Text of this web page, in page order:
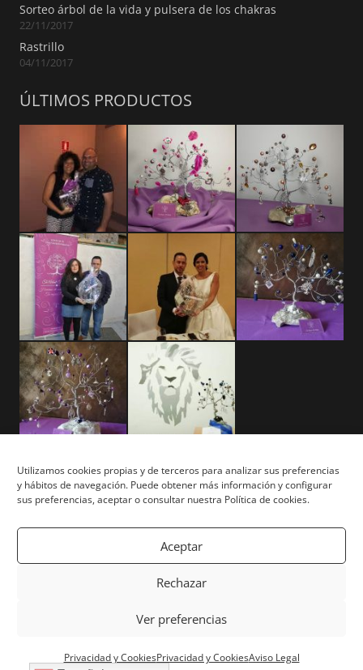
Utilizamos cookies propias y de terceros para analizar sus preferencias
y hábitos de navegación. Puede obtener más información y configurar
sus preferencias, aceptar o consultar nuestra Política de cookies.
Aceptar
Rechazar
Ver preferencias
Privacidad y CookiesPrivacidad y CookiesAviso Legal
Sorteo árbol de la vida y pulsera de los chakras
22/11/2017
Rastrillo
04/11/2017
ÚLTIMOS PRODUCTOS
Aviso Legal
Privacidad y Cookies
Mapa del Sitio
reservados. | Powered byWhite Lion Studio